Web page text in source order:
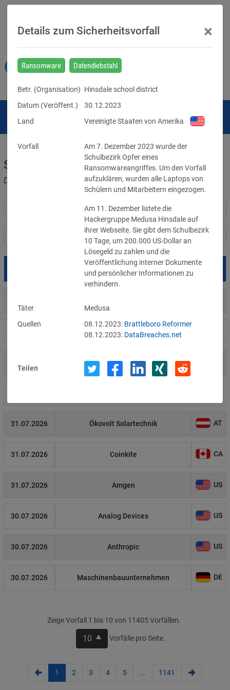
Sicherheitsvorfälle
Datenpannen, Cyber-Angriffe und Schwachstellen
Länderauswahl
Betroffene
Brown Health Medical Group-MA
AnMed
31.07.2026 Ökovolt Solartechnik AT
31.07.2026 Coinkite CA
31.07.2026 Amgen US
30.07.2026 Analog Devices US
30.07.2026 Anthropic US
30.07.2026 Maschinenbauunternehmen DE
Zeige Vorfall 1 bis 10 von 11405 Vorfällen.
10 Vorfälle pro Seite.
1 2 3 4 5 ... 1141
Details zum Sicherheitsvorfall ×
Ransomware Datendiebstahl
Betr. (Organisation) Hinsdale school district
Datum (Veröffent.)
30.12.2023
Land
Vereinigte Staaten von Amerika
Vorfall
Am 7. Dezember 2023 wurde der
Schulbezirk Opfer eines
Ransomwareangriffes. Um den Vorfall
aufzuklären, wurden alle Laptops von
Schülern und Mitarbeitern eingezogen.
Am 11. Dezember listete die
Hackergruppe Medusa Hinsdale auf
ihrer Webseite. Sie gibt dem Schulbezirk
10 Tage, um 200.000 US-Dollar an
Lösegeld zu zahlen und die
Veröffentlichung interner Dokumente
und persönlicher Informationen zu
verhindern.
Täter
Medusa
Quellen
08.12.2023: Brattleboro Reformer
08.12.2023: DataBreaches.net
Teilen